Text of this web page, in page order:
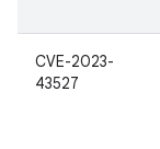
CVE-2023-
43527